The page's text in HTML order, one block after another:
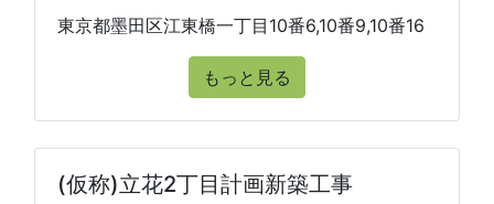
東京都墨田区江東橋一丁目10番6,10番9,10番16
もっと見る
(仮称)立花2丁目計画新築工事